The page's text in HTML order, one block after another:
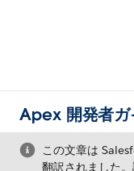
Apex 開発者ガ
この文章は
翻訳されました